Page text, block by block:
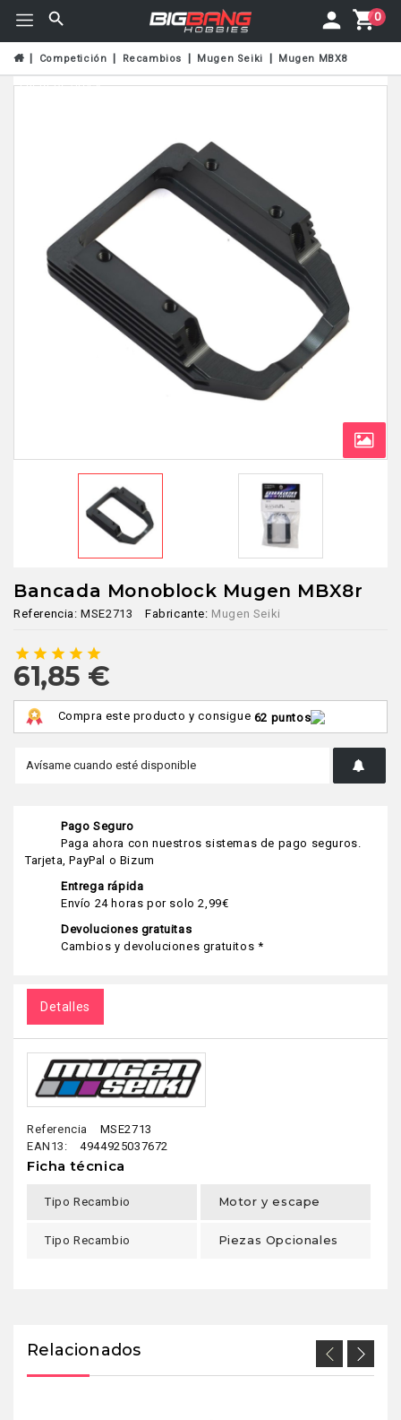
0
Competición Recambios Mugen Seiki Mugen MBX8
Fuera De Stock
Bancada Monoblock Mugen MBX8r
Referencia: MSE2713 Fabricante: Mugen Seiki
star star star star star
61,85 €
Compra este producto y consigue 62 puntos
Pago Seguro
Paga ahora con nuestros sistemas de pago seguros.
Tarjeta, PayPal o Bizum
Entrega rápida
Envío 24 horas por solo 2,99€
Devoluciones gratuitas
Cambios y devoluciones gratuitos *
Detalles
Referencia
MSE2713
EAN13:
4944925037672
Ficha técnica
Tipo Recambio Motor y escape
Tipo Recambio Piezas Opcionales
Relacionados